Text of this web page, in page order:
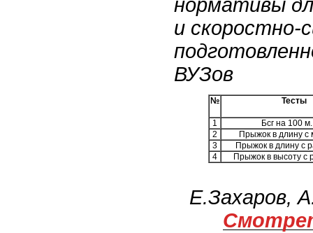
нормативы
и скоростно-
ВУЗов
№ Тесты
1
Бсг на 100 м.
2
Прыжок в длину с
3
Прыжок в длину с
4
Прыжок в высоту с
Е.Захаров,